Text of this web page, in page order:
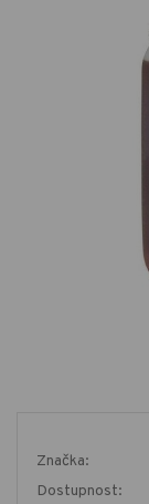
Značka:
Dostupnost: